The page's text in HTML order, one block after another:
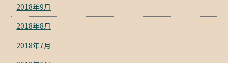
2018年9月
2018年8月
2018年7月